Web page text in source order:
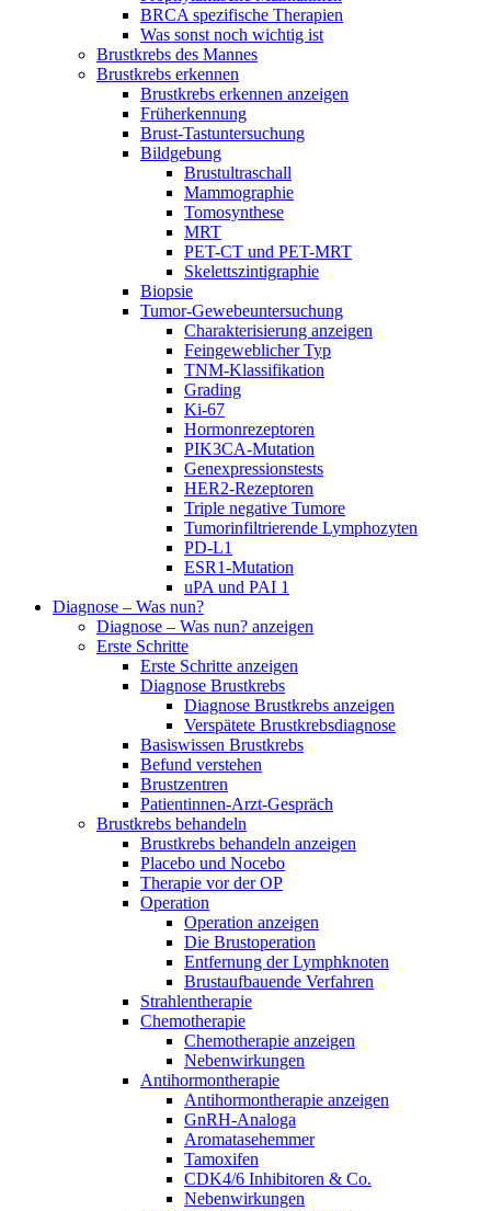
BRCA spezifische Therapien
Was sonst noch wichtig ist
Brustkrebs des Mannes
Brustkrebs erkennen
Brustkrebs erkennen anzeigen
Früherkennung
Brust-Tastuntersuchung
Bildgebung
Brustultraschall
Mammographie
Tomosynthese
MRT
PET-CT und PET-MRT
Skelettszintigraphie
Biopsie
Tumor-Gewebeuntersuchung
Charakterisierung anzeigen
Feingeweblicher Typ
TNM-Klassifikation
Grading
Ki-67
Hormonrezeptoren
PIK3CA-Mutation
Genexpressionstests
HER2-Rezeptoren
Triple negative Tumore
Tumorinfiltrierende Lymphozyten
PD-L1
ESR1-Mutation
uPA und PAI 1
Diagnose – Was nun?
Diagnose – Was nun? anzeigen
Erste Schritte
Erste Schritte anzeigen
Diagnose Brustkrebs
Diagnose Brustkrebs anzeigen
Verspätete Brustkrebsdiagnose
Basiswissen Brustkrebs
Befund verstehen
Brustzentren
Patientinnen-Arzt-Gespräch
Brustkrebs behandeln
Brustkrebs behandeln anzeigen
Placebo und Nocebo
Therapie vor der OP
Operation
Operation anzeigen
Die Brustoperation
Entfernung der Lymphknoten
Brustaufbauende Verfahren
Strahlentherapie
Chemotherapie
Chemotherapie anzeigen
Nebenwirkungen
Antihormontherapie
Antihormontherapie anzeigen
GnRH-Analoga
Aromatasehemmer
Tamoxifen
CDK4/6 Inhibitoren & Co.
Nebenwirkungen